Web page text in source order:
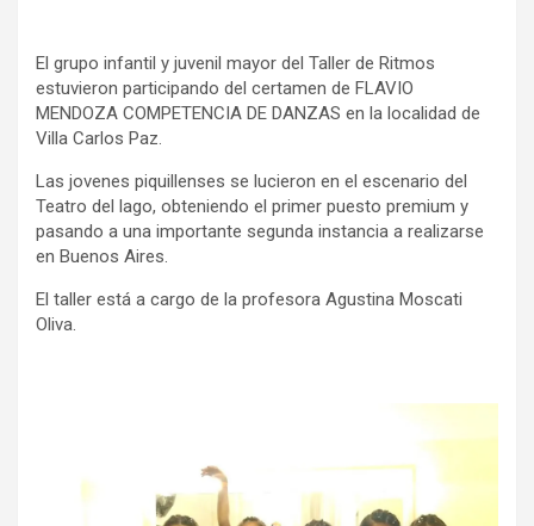
El grupo infantil y juvenil mayor del Taller de Ritmos
estuvieron participando del certamen de FLAVIO
MENDOZA COMPETENCIA DE DANZAS en la localidad de
Villa Carlos Paz.
Las jovenes piquillenses se lucieron en el escenario del
Teatro del lago, obteniendo el primer puesto premium y
pasando a una importante segunda instancia a realizarse
en Buenos Aires.
El taller está a cargo de la profesora Agustina Moscati
Oliva.